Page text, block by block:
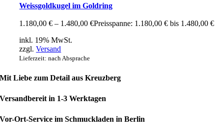
Weissgoldkugel im Goldring
1.180,00€ – 1.480,00€Preisspanne: 1.180,00 € bis 1.480,00 €
inkl. 19% MwSt.
zzgl.Versand
Lieferzeit: nach Absprache
Mit Liebe zum Detail aus Kreuzberg
Versandbereit in 1-3 Werktagen
Vor-Ort-Service im Schmuckladen in Berlin